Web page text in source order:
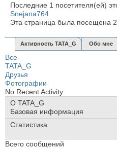
Последние 1 посетителя(ей)
Snejana764
Эта страница была посещена
Активность TATA_G Обо мне
Все
TATA_G
Друзья
Фотографии
No Recent Activity
О TATA_G
Базовая информация
Статистика
Всего сообщений